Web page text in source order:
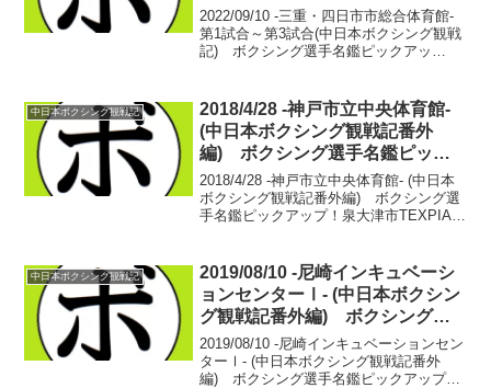
選手名鑑ピックアップ！
2022/09/10 -三重・四日市市総合体育館-
第1試合～第3試合(中日本ボクシング観戦
記) ボクシング選手名鑑ピックアッ
樋口 怜良 3戦2勝(1K...
中日本ボクシング観戦記
2018/4/28 -神戸市立中央体育館-
(中日本ボクシング観戦記番外
編) ボクシング選手名鑑ピック
アップ！
2018/4/28 -神戸市立中央体育館- (中日本
ボクシング観戦記番外編) ボクシング選
手名鑑ピックアップ！泉大津市TEXPIA
会場を出て、大きめのロビーから外...
中日本ボクシング観戦記
2019/08/10 -尼崎インキュベーシ
ョンセンターⅠ- (中日本ボクシン
グ観戦記番外編) ボクシング選
手名鑑ピックアップ！
2019/08/10 -尼崎インキュベーションセン
ターⅠ- (中日本ボクシング観戦記番外
編) ボクシング選手名鑑ピックアップ！